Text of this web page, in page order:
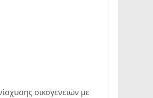
οικογενειών με